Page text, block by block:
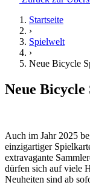
Startseite
›
Spielwelt
›
Neue Bicycle
Neue
Auch im Jahr 2025
einzigartiger
extravagante
dürfen sich auf viele
Neuheiten sind ab